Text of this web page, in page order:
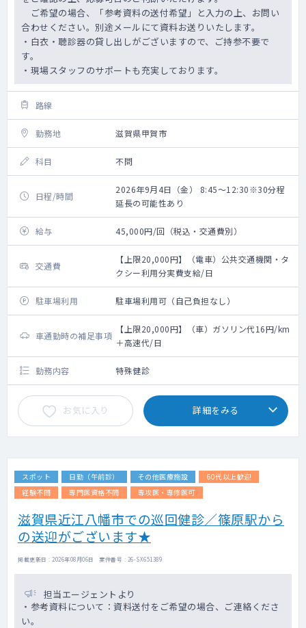
ご希望の場合、「参考資料の送付希望」と入力の上、お問い
合わせください。別途メールにて資料お送りいたします。
・白衣・聴診器の貸し出しがございますので、ご持参不要で
す。
・現場スタッフのサポートも充実しております。
路線
勤務地 滋賀県甲賀市
科目 不問
日程/時間
2026年9月4日（金） 8:45～12:30※30分程
延長の可能性あり
給与 45,000円/回（税込・交通費別）
交通費
【上限20,000円】（電車）公共交通機関・タ
クシー利用分実費支給/日
駐車場利用 駐車場利用可（自己負担なし）
車通勤時の補足事項
【上限20,000円】（車）ガソリン代16円/km
＋高速代/日
勤務内容 特殊健診
お気に入り 詳細をみる
スポット 日勤（午前診） その他医療施設
60代以上歓迎
経験不問
専門医資格不問 専攻医・専修医可
滋賀県近江八幡市での巡回健診／篠原駅から
の送迎がございます★
掲載更新日 : 2026年08月06日 案件番号 : 26-SX651389
担当エージェントより
・参考資料について：資料送付をご希望の場合、ご連絡くださ
い。